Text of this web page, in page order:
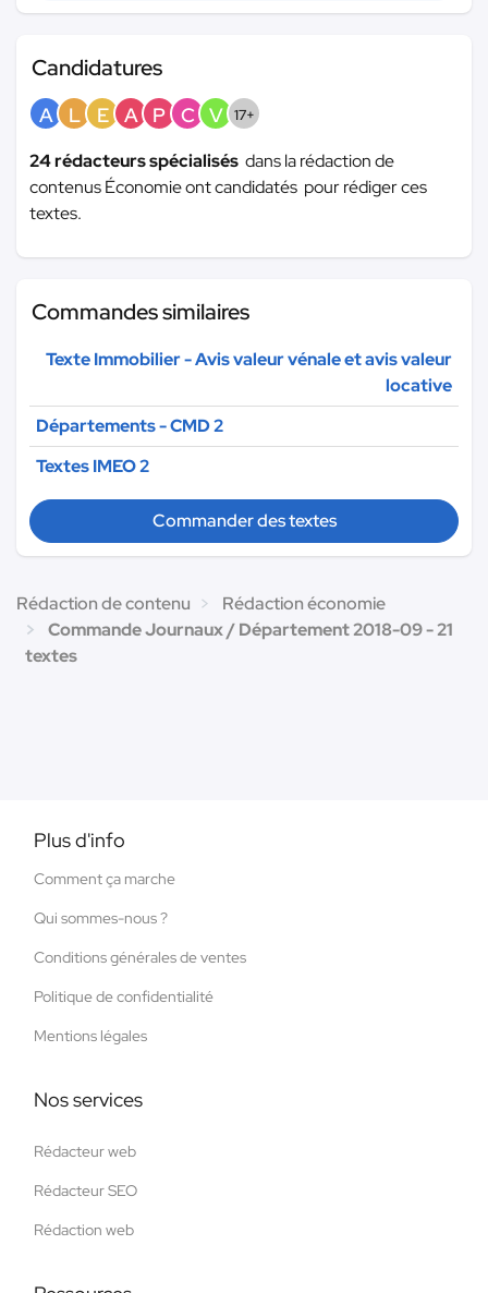
Candidatures
A L E A P C V 17+
24 rédacteurs spécialisés dans la rédaction de
contenus Économie ont candidatés pour rédiger ces
textes.
Commandes similaires
Texte Immobilier - Avis valeur vénale et avis valeur
locative
Départements - CMD 2
Textes IMEO 2
Commander des textes
Rédaction de contenu
Rédaction économie
Commande Journaux / Département 2018-09 - 21
textes
Plus d'info
Comment ça marche
Qui sommes-nous ?
Conditions générales de ventes
Politique de confidentialité
Mentions légales
Nos services
Rédacteur web
Rédacteur SEO
Rédaction web